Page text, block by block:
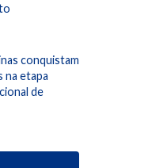
conquistam
na etapa
de